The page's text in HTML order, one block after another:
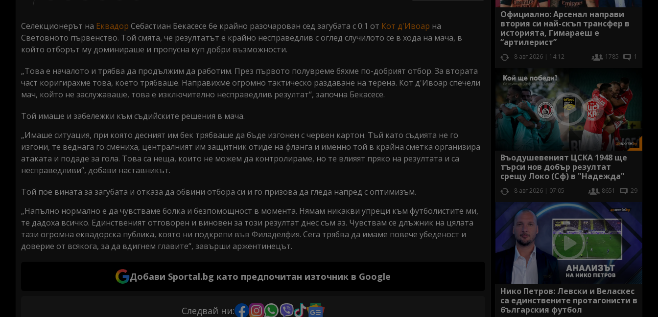
Селекционерът на Еквадор Себастиан Бекасесе бе крайно разочарован сед загубата с 0:1 от Кот д'Ивоар на
Световното първенство. Той смята, че резултатът е крайно несправедлив с оглед случилото се в хода на мача, в
който отборът му доминираше и пропусна куп добри възможности.
„Това е началото и трябва да продължим да работим. През първото полувреме бяхме по-добрият отбор. За втората
част коригирахме това, което трябваше. Направихме огромно тактическо раздаване на терена. Кот д'Ивоар спечели
мач, който не заслужаваше, това е изключително несправедлив резултат“, започна Бекасесе.
Той имаше и забележки към съдийските решения в мача.
„Имаше ситуация, при която десният им бек трябваше да бъде изгонен с червен картон. Тъй като съдията не го
изгони, те веднага го смениха, централният им защитник отиде на фланга и именно той в крайна сметка организира
атаката и подаде за гола. Това са неща, които не можем да контролираме, но те влияят пряко на резултата и са
несправедливи“, добави наставникът.
Той пое вината за загубата и отказа да обвини отбора си и го призова да гледа напред с оптимизъм.
„Напълно нормално е да чувстваме болка и безпомощност в момента. Нямам никакви упреци към футболистите ми,
те дадоха всичко. Единственият отговорен и виновен за този резултат днес съм аз. Чувствам се длъжник на цялата
тази огромна еквадорска публика, която ни подкрепи във Филаделфия. Сега трябва да имаме повече убеденост и
доверие от всякога, за да вдигнем главите“, завърши аржентинецът.
Добави Sportal.bg като предпочитан източник в Google
Следвай ни:
Официално: Арсенал направи
втория си най-скъп трансфер в
историята, Гимараеш е
“артилерист”
8 авг 2026 | 14:12 1785 1
Въодушевеният ЦСКА 1948 ще
търси нов добър резултат
срещу Локо (Сф) в "Надежда"
8 авг 2026 | 07:05 8651 29
Нико Петров: Левски и Веласкес
са единствените протагонисти в
българския футбол